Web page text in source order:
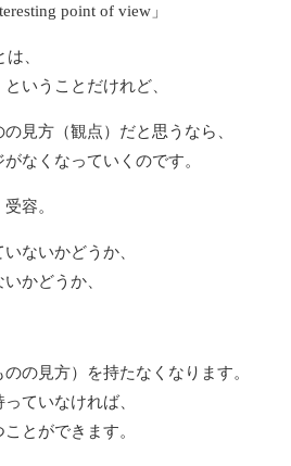
point of view」
、
いうことだけれど、
見方（観点）だと思うなら、
なくなっていくのです。
容。
ないかどうか、
かどうか、
の見方）を持たなくなります。
ていなければ、
とができます。